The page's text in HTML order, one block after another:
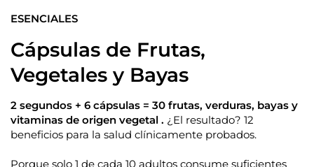
a
l
f
i
a
d
4
.
9
d
e
e
l
c
p
a
d
ESENCIALES
Cápsulas de Frutas,
Vegetales y Bayas
2 segundos + 6 cápsulas = 30 frutas, verduras, bayas y
vitaminas de origen vegetal . ¿El resultado? 12
beneficios para la salud clínicamente probados.
Porque solo 1 de cada 10 adultos consume suficientes